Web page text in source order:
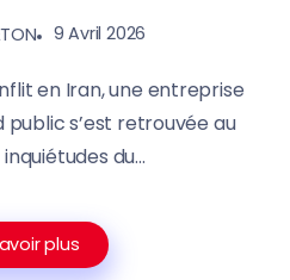
9 Avril 2026
en Iran, une entreprise
s’est retrouvée au
du...
plus